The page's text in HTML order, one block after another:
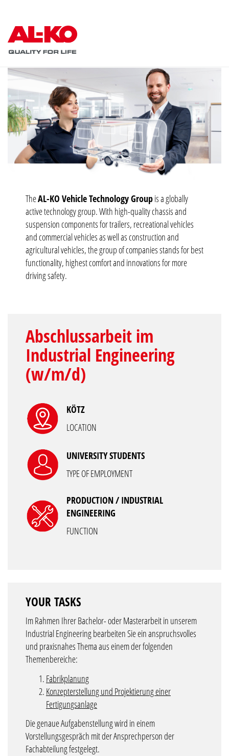
Abschlussarbeit im
Industrial Engineering
(w/m/d)
KÖTZ
LOCATION
UNIVERSITY STUDENTS
TYPE OF EMPLOYMENT
PRODUCTION / INDUSTRIAL
ENGINEERING
FUNCTION
TheAL-KO Vehicle Technology Groupis a globally
active technology group. With high-quality chassis and
suspension components for trailers, recreational vehicles
and commercial vehicles as well as construction and
agricultural vehicles, the group of companies stands for best
functionality, highest comfort and innovations for more
driving safety.
YOUR TASKS
Im Rahmen Ihrer Bachelor- oder Masterarbeit in unserem
Industrial Engineering bearbeiten Sie ein anspruchsvolles
und praxisnahes Thema aus einem der folgenden
Themenbereiche:
Fabrikplanung
Konzepterstellung und Projektierung einer
Fertigungsanlage
Die genaue Aufgabenstellung wird in einem
Vorstellungsgespräch mit der Ansprechperson der
Fachabteilung festgelegt.